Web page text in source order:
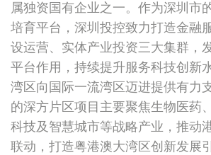
属独资国有企业之一。作为深圳市
培育平台，深圳投控致力打造金融
设运营、实体产业投资三大集群，
平台作用，持续提升服务科技创新
湾区向国际一流湾区迈进提供有力
的深方片区项目主要聚焦生物医药
科技及智慧城市等战略产业，推动
联动，打造粤港澳大湾区创新发展引